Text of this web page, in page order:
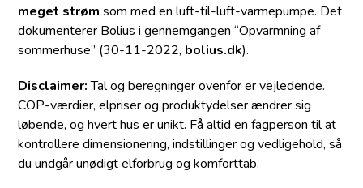
meget strøm som med en luft-til-luft-varmepumpe. Det
dokumenterer Bolius i gennemgangen “Opvarmning af
sommerhuse” (30-11-2022, bolius.dk).
Disclaimer:Tal og beregninger ovenfor er vejledende.
COP-værdier, elpriser og produkt­ydelser ændrer sig
løbende, og hvert hus er unikt. Få altid en fagperson til at
kontrollere dimensionering, indstillinger og vedligehold, så
du undgår unødigt elforbrug og komforttab.